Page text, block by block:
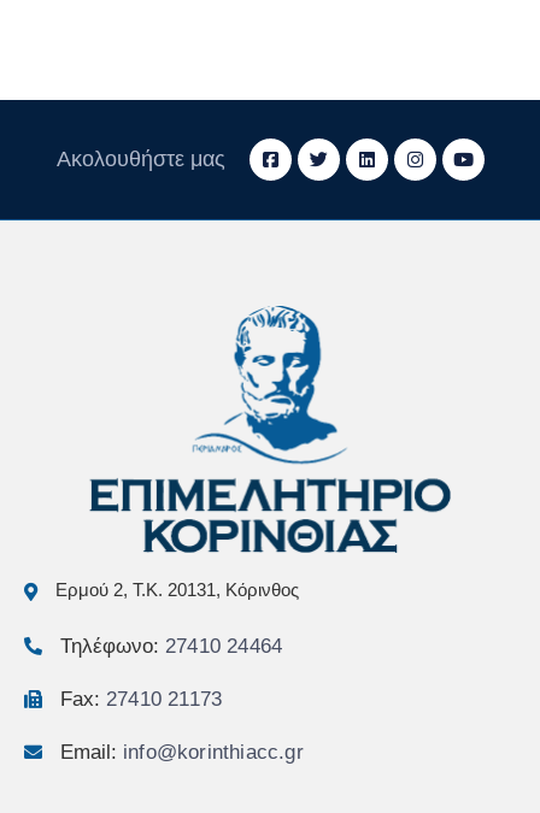
Ακολουθήστε μας
Ερμού 2, Τ.Κ. 20131, Κόρινθος
Τηλέφωνο: 27410 24464
Fax: 27410 21173
Email: info@korinthiacc.gr